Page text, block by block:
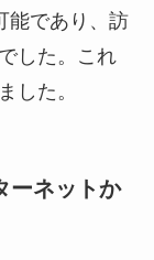
能であり、訪
した。これ
した。
ーネットか